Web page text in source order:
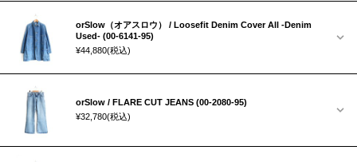
orSlow（オアスロウ） / Loosefit Denim Cover All -Denim
Used- (00-6141-95)
¥44,880(税込)
orSlow / FLARE CUT JEANS (00-2080-95)
¥32,780(税込)